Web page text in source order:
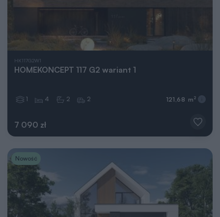
HK117G2W1
HOMEKONCEPT 117 G2 wariant 1
7 090 zł
1 4 2 2 121,68 m 2
Nowość